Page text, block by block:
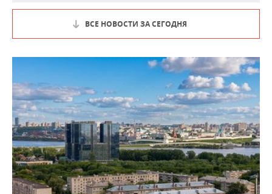
ВСЕ НОВОСТИ ЗА СЕГОДНЯ